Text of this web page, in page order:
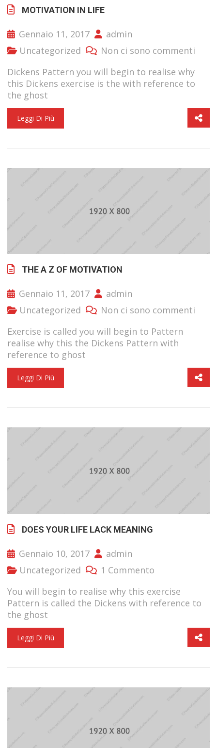
MOTIVATION IN LIFE
Gennaio 11, 2017
admin
Uncategorized
Non ci sono commenti
Dickens Pattern you will begin to realise why
this Dickens exercise is the with reference to
the ghost
Leggi Di Più
THE A Z OF MOTIVATION
Gennaio 11, 2017
admin
Uncategorized
Non ci sono commenti
Exercise is called you will begin to Pattern
realise why this the Dickens Pattern with
reference to ghost
Leggi Di Più
DOES YOUR LIFE LACK MEANING
Gennaio 10, 2017
admin
Uncategorized
1 Commento
You will begin to realise why this exercise
Pattern is called the Dickens with reference to
the ghost
Leggi Di Più